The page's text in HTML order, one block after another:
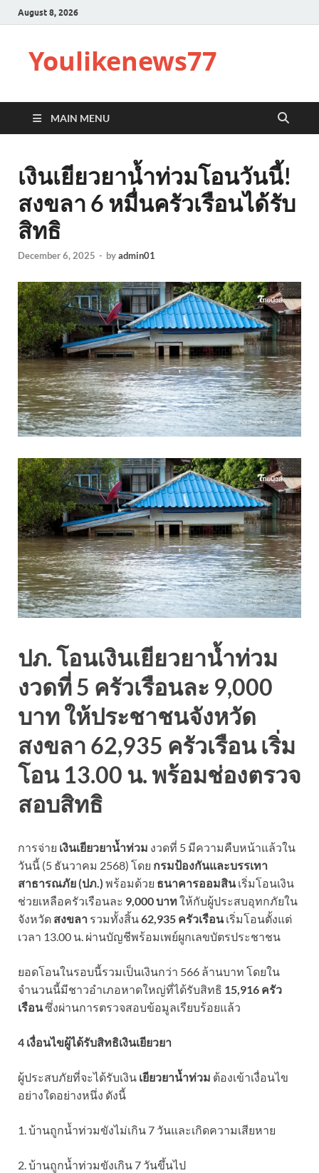
August 8, 2026
Youlikenews77
MAIN MENU
เงินเยียวยาน้ำท่วมโอนวันนี้!
สงขลา 6 หมื่นครัวเรือนได้รับ
สิทธิ
December 6, 2025 - byadmin01
ปภ. โอนเงินเยียวยาน้ำท่วม
งวดที่ 5 ครัวเรือนละ 9,000
บาท ให้ประชาชนจังหวัด
สงขลา 62,935 ครัวเรือน เริ่ม
โอน 13.00 น. พร้อมช่องตรวจ
สอบสิทธิ
การจ่าย เงินเยียวยาน้ำท่วม งวดที่ 5 มีความคืบหน้าแล้วใน
วันนี้ (5 ธันวาคม 2568) โดย กรมป้องกันและบรรเทา
สาธารณภัย (ปภ.) พร้อมด้วย ธนาคารออมสินเริ่มโอนเงิน
ช่วยเหลือครัวเรือนละ 9,000 บาทให้กับผู้ประสบอุทกภัยใน
จังหวัด สงขลา รวมทั้งสิ้น62,935 ครัวเรือนเริ่มโอนตั้งแต่
เวลา 13.00 น. ผ่านบัญชีพร้อมเพย์ผูกเลขบัตรประชาชน
ยอดโอนในรอบนี้รวมเป็นเงินกว่า 566 ล้านบาท โดยใน
จำนวนนี้มีชาวอำเภอหาดใหญ่ที่ได้รับสิทธิ 15,916 ครัว
เรือนซึ่งผ่านการตรวจสอบข้อมูลเรียบร้อยแล้ว
4 เงื่อนไขผู้ได้รับสิทธิเงินเยียวยา
ผู้ประสบภัยที่จะได้รับเงิน เยียวยาน้ำท่วม ต้องเข้าเงื่อนไข
อย่างใดอย่างหนึ่ง ดังนี้
1. บ้านถูกน้ำท่วมขังไม่เกิน 7 วันและเกิดความเสียหาย
2. บ้านถูกน้ำท่วมขังเกิน 7 วันขึ้นไป